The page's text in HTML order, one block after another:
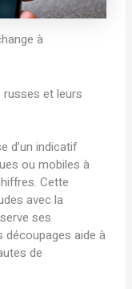
à
et leurs
d’un indicatif
ou mobiles à
Cette
avec la
ses
découpages aide à
de